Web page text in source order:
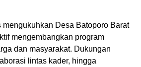
mengukuhkan Desa Batoporo Barat
mengembangkan program
dan masyarakat. Dukungan
lintas kader, hingga